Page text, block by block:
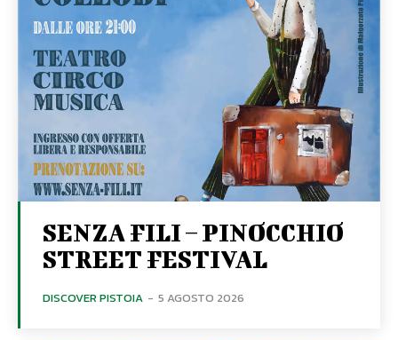
SENZA FILI – PINOCCHIO
STREET FESTIVAL
DISCOVER PISTOIA - 5 AGOSTO 2026